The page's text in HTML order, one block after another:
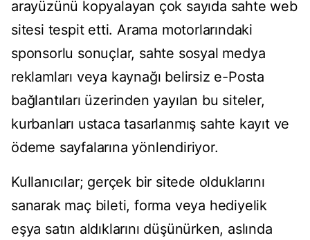
arayüzünü kopyalayan çok sayıda sahte web
sitesi tespit etti. Arama motorlarındaki
sponsorlu sonuçlar, sahte sosyal medya
reklamları veya kaynağı belirsiz e-Posta
bağlantıları üzerinden yayılan bu siteler,
kurbanları ustaca tasarlanmış sahte kayıt ve
ödeme sayfalarına yönlendiriyor.
Kullanıcılar; gerçek bir sitede olduklarını
sanarak maç bileti, forma veya hediyelik
eşya satın aldıklarını düşünürken, aslında